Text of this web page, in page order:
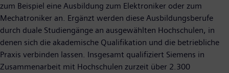
zum Beispiel eine Ausbildung zum Elektroniker oder zum
Mechatroniker an. Ergänzt werden diese Ausbildungsberufe
durch duale Studiengänge an ausgewählten Hochschulen, in
denen sich die akademische Qualifikation und die betriebliche
Praxis verbinden lassen. Insgesamt qualifiziert Siemens in
Zusammenarbeit mit Hochschulen zurzeit über 2.300